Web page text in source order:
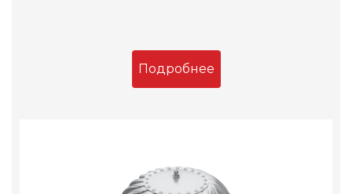
Подробнее